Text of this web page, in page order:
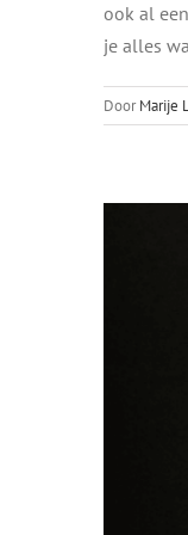
ook al
je alles
DoorMarije